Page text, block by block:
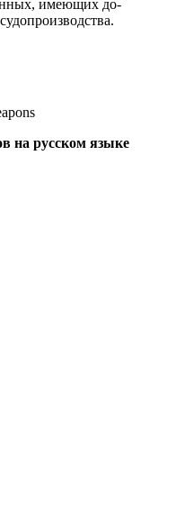
имеющих до­
на русском языке